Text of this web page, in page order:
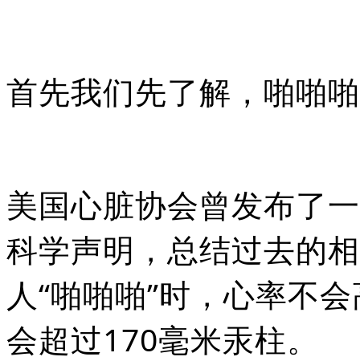
首先我们先了解，啪啪
美国心脏协会曾发布了
科学声明，总结过去的
人“啪啪啪”时，心率不
会超过170毫米汞柱。